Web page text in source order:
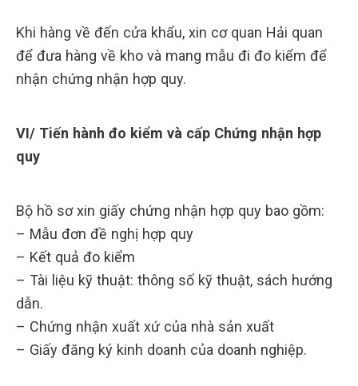
Khi hàng về đến cửa khẩu, xin cơ quan Hải quan
để đưa hàng về kho và mang mẫu đi đo kiểm để
nhận chứng nhận hợp quy.
VI/ Tiến hành đo kiểm và cấp Chứng nhận hợp
quy
Bộ hồ sơ xin giấy chứng nhận hợp quy bao gồm:
– Mẫu đơn đề nghị hợp quy
– Kết quả đo kiểm
– Tài liệu kỹ thuật: thông số kỹ thuật, sách hướng
dẫn.
– Chứng nhận xuất xứ của nhà sản xuất
– Giấy đăng ký kinh doanh của doanh nghiệp.